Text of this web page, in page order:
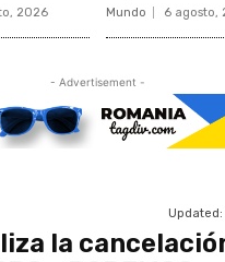
2026 Mundo 6 agosto,
- Advertisement -